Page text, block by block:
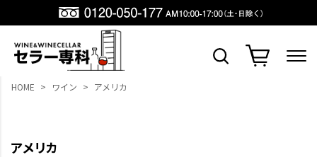
HOME ワイン アメリカ
アメリカ